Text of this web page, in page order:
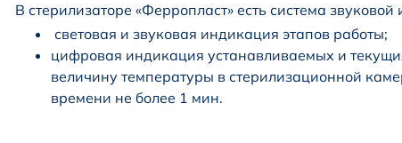
В стерилизаторе «Ферропласт» есть система
световая и звуковая индикация этапов работы;
цифровая индикация устанавливаемых и
величину температуры в стерилизационной
времени не более 1 мин.